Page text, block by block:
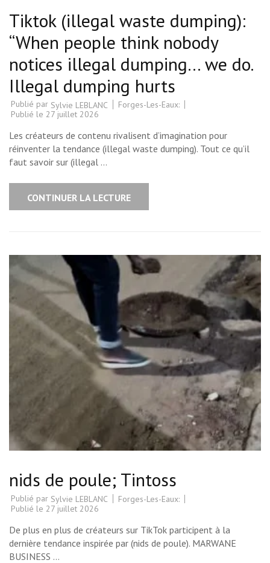
Tiktok (illegal waste dumping):
“When people think nobody
notices illegal dumping… we do.
Illegal dumping hurts
Publié par Sylvie LEBLANC
Forges-Les-Eaux:
Publié le 27 juillet 2026
Les créateurs de contenu rivalisent d’imagination pour
réinventer la tendance (illegal waste dumping). Tout ce qu’il
faut savoir sur (illegal …
CONTINUER LA LECTURE
nids de poule; Tintoss
Publié par Sylvie LEBLANC
Forges-Les-Eaux:
Publié le 27 juillet 2026
De plus en plus de créateurs sur TikTok participent à la
dernière tendance inspirée par (nids de poule). MARWANE
BUSINESS …